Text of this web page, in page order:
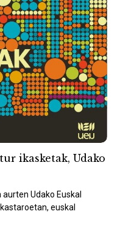
ikasketak, Udako
Udako Euskal
euskal